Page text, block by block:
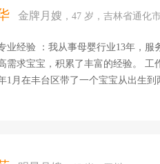
，妈妈非常高兴。 自我评价：在母
于与宝贝交流，我...
金牌月嫂 ，47 岁，吉林省通化市
业经验 ：我从事母婴行业13年，服
需求宝宝，积累了丰富的经验。 工
1月在丰台区带了一个宝宝从出生